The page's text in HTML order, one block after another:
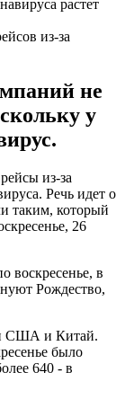
из-за
не
у
из-за
Речь идет о
таким, который
26
воскресенье, в
Рождество,
США и Китай.
было
640 - в